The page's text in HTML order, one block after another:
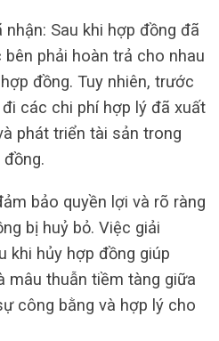
Sau khi hợp đồng đã
phải hoàn trả cho nhau
đồng. Tuy nhiên, trước
các chi phí hợp lý đã xuất
phát triển tài sản trong
bảo quyền lợi và rõ ràng
bị huỷ bỏ. Việc giải
khi hủy hợp đồng giúp
mâu thuẫn tiềm tàng giữa
công bằng và hợp lý cho